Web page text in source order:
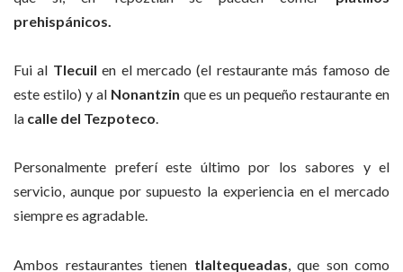
prehispánicos.
Fui al Tlecuil en el mercado (el restaurante más famoso de
este estilo) y al Nonantzin que es un pequeño restaurante en
la calle del Tezpoteco.
Personalmente preferí este último por los sabores y el
servicio, aunque por supuesto la experiencia en el mercado
siempre es agradable.
Ambos restaurantes tienen tlaltequeadas, que son como